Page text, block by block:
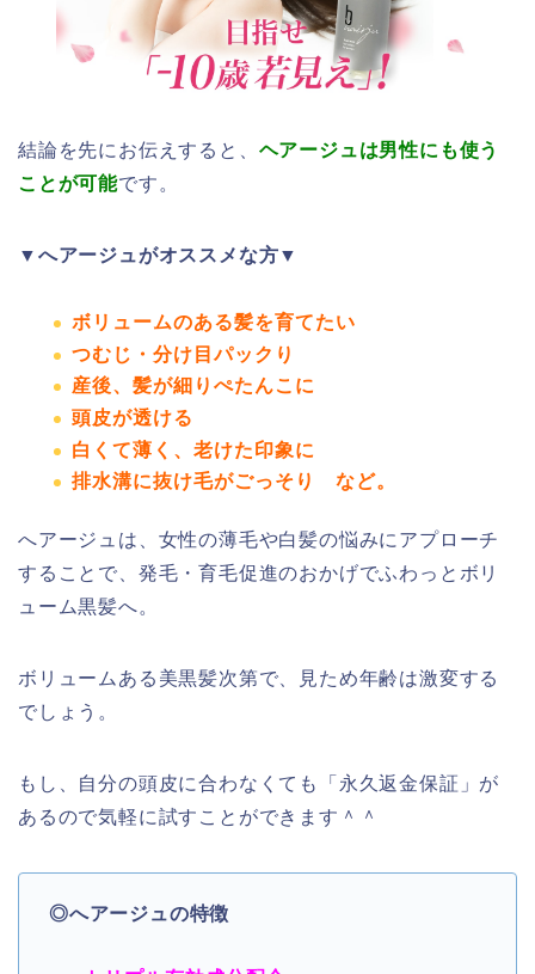
結論を先にお伝えすると、 ヘアージュは男性にも使う
ことが可能です。
▼へアージュがオススメな方▼
ボリュームのある髪を育てたい
つむじ・分け目パックり
産後、髪が細りぺたんこに
頭皮が透ける
白くて薄く、老けた印象に
排水溝に抜け毛がごっそり など。
へアージュは、女性の薄毛や白髪の悩みにアプローチ
することで、発毛・育毛促進のおかげでふわっとボリ
ューム黒髪へ。
ボリュームある美黒髪次第で、見ため年齢は激変する
でしょう。
もし、自分の頭皮に合わなくても「永久返金保証」が
あるので気軽に試すことができます＾＾
◎へアージュの特徴